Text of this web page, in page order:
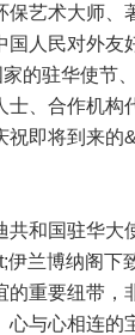
保艺术大师、
国人民对外友
的驻华使节
士、合作机构
祝即将到来的
共和国驻华大
伊兰博纳阁下
的重要纽带，
心与心相连的